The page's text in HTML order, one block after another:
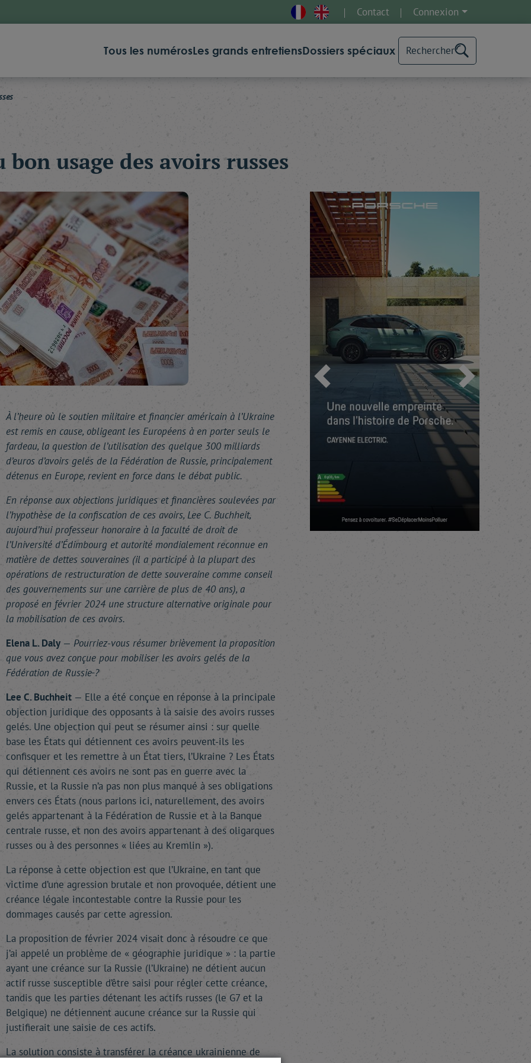
Contact Connexion
Tous les numérosLes grands entretiensDossiers spéciaux Rechercher
bon usage des avoirs russes
À l’heure où le soutien militaire et financier américain à l’Ukraine
est remis en cause, obligeant les Européens à en porter seuls le
fardeau, la question de l’utilisation des quelque 300 milliards
d’euros d’avoirs gelés de la Fédération de Russie, principalement
détenus en Europe, revient en force dans le débat public.
En réponse aux objections juridiques et financières soulevées par
l’hypothèse de la confiscation de ces avoirs, Lee C. Buchheit,
aujourd’hui professeur honoraire à la faculté de droit de
l’Université d’Édimbourg et autorité mondialement reconnue en
matière de dettes souveraines (il a participé à la plupart des
opérations de restructuration de dette souveraine comme conseil
des gouvernements sur une carrière de plus de 40 ans), a
proposé en février 2024 une structure alternative originale pour
la mobilisation de ces avoirs.
Elena L. Daly— Pourriez-vous résumer brièvement la proposition
que vous avez conçue pour mobiliser les avoirs gelés de la
Fédération de Russie ?
Lee C. Buchheit— Elle a été conçue en réponse à la principale
objection juridique des opposants à la saisie des avoirs russes
gelés. Une objection qui peut se résumer ainsi : sur quelle
base les États qui détiennent ces avoirs peuvent-ils les
confisquer et les remettre à un État tiers, l’Ukraine ? Les États
qui détiennent ces avoirs ne sont pas en guerre avec la
Russie, et la Russie n’a pas non plus manqué à ses obligations
envers ces États (nous parlons ici, naturellement, des avoirs
gelés appartenant à la Fédération de Russie et à la Banque
centrale russe, et non des avoirs appartenant à des oligarques
russes ou à des personnes « liées au Kremlin »).
La réponse à cette objection est que l’Ukraine, en tant que
victime d’une agression brutale et non provoquée, détient une
créance légale incontestable contre la Russie pour les
dommages causés par cette agression.
La proposition de février 2024 visait donc à résoudre ce que
j’ai appelé un problème de « géographie juridique » : la partie
ayant une créance sur la Russie (l’Ukraine) ne détient aucun
actif russe susceptible d’être saisi pour régler cette créance,
tandis que les parties détenant les actifs russes (le G7 et la
Belgique) ne détiennent aucune créance sur la Russie qui
justifierait une saisie de ces actifs.
La solution consiste à transférer la créance ukrainienne de
Précédent Suivant